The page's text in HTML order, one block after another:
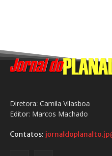
Diretora: Camila Vilasboa
Editor: Marcos Machado
Contatos: